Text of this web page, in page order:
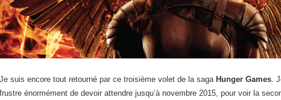
Je suis encore tout retourné par ce troisième volet de la saga Hunger Games .
frustre énormément de devoir attendre jusqu’à novembre 2015, pour voir la